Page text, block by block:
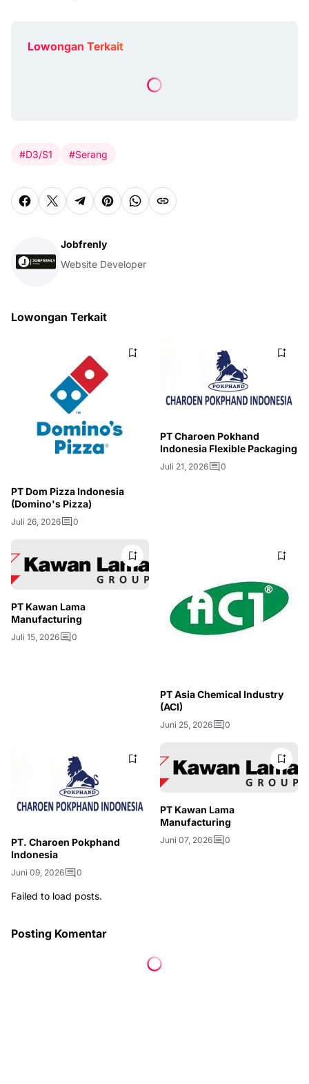
Lowongan Terkait
#D3/S1 #Serang
Jobfrenly
Website Developer
Lowongan Terkait
PT Dom Pizza Indonesia
(Domino's Pizza)
Juli 26, 2026 0
PT Charoen Pokhand
Indonesia Flexible Packaging
Juli 21, 2026 0
PT Kawan Lama
Manufacturing
Juli 15, 2026 0
PT Asia Chemical Industry
(ACI)
Juni 25, 2026 0
PT. Charoen Pokphand
Indonesia
Juni 09, 2026 0
PT Kawan Lama
Manufacturing
Juni 07, 2026 0
Failed to load posts.
Posting Komentar